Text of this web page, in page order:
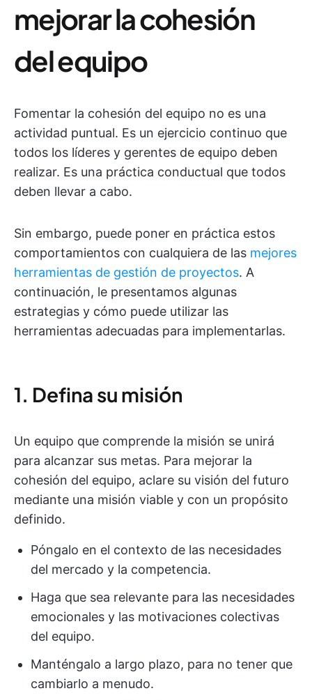
mejorar la cohesión
del equipo
Fomentar la cohesión del equipo no es una
actividad puntual. Es un ejercicio continuo que
todos los líderes y gerentes de equipo deben
realizar. Es una práctica conductual que todos
deben llevar a cabo.
Sin embargo, puede poner en práctica estos
comportamientos con cualquiera de las mejores
herramientas de gestión de proyectos. A
continuación, le presentamos algunas
estrategias y cómo puede utilizar las
herramientas adecuadas para implementarlas.
1. Defina su misión
Un equipo que comprende la misión se unirá
para alcanzar sus metas. Para mejorar la
cohesión del equipo, aclare su visión del futuro
mediante una misión viable y con un propósito
definido.
Póngalo en el contexto de las necesidades
del mercado y la competencia.
Haga que sea relevante para las necesidades
emocionales y las motivaciones colectivas
del equipo.
Manténgalo a largo plazo, para no tener que
cambiarlo a menudo.